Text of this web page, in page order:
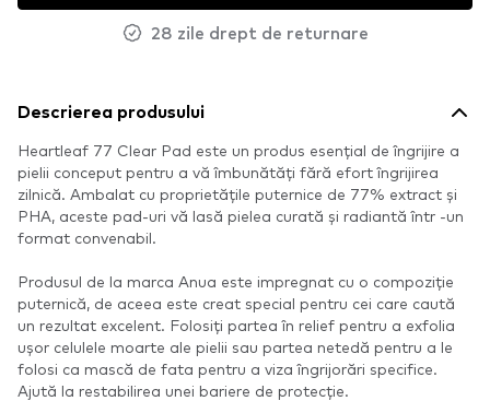
28 zile drept de returnare
Descrierea produsului
Heartleaf 77 Clear Pad este un produs esențial de îngrijire a
pielii conceput pentru a vă îmbunătăți fără efort îngrijirea
zilnică. Ambalat cu proprietățile puternice de 77% extract și
PHA, aceste pad-uri vă lasă pielea curată și radiantă într -un
format convenabil.
Produsul de la marca Anua este impregnat cu o compoziție
puternică, de aceea este creat special pentru cei care caută
un rezultat excelent. Folosiți partea în relief pentru a exfolia
ușor celulele moarte ale pielii sau partea netedă pentru a le
folosi ca mască de fata pentru a viza îngrijorări specifice.
Ajută la restabilirea unei bariere de protecție.